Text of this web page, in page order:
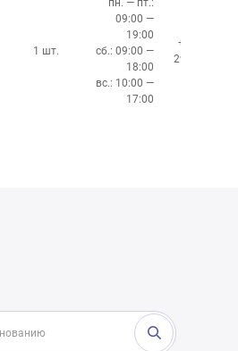
1 шт.
пн. — пт.:
09:00 —
19:00
сб.: 09:00 —
18:00
вс.: 10:00 —
17:00
+7 (391)
299-76-06